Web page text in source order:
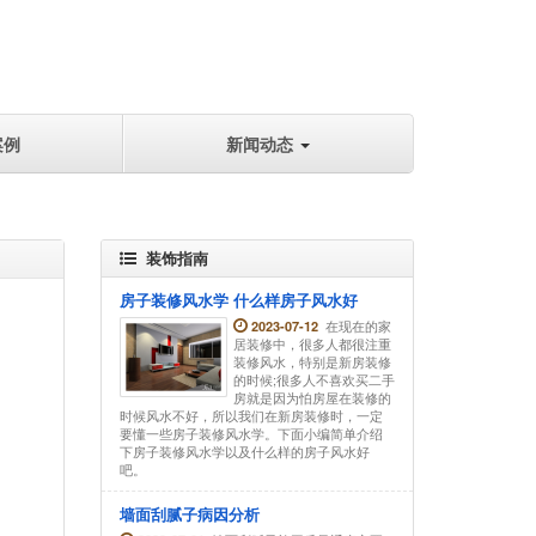
新闻动态
装饰指南
房子装修风水学 什么样房子风水好
2023-07-12在现在的家
居装修中，很多人都很注重
装修风水，特别是新房装修
的时候;很多人不喜欢买二手
房就是因为怕房屋在装修的
时候风水不好，所以我们在新房装修时，一定
要懂一些房子装修风水学。下面小编简单介绍
下房子装修风水学以及什么样的房子风水好
吧。
墙面刮腻子病因分析